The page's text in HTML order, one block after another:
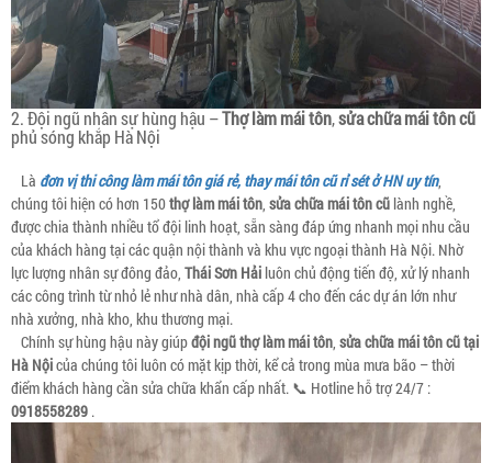
2. Đội ngũ nhân sự hùng hậu –Thợ làm mái tôn,sửa chữa mái tôn cũ
phủ sóng khắp Hà Nội
Là đơn vị thi công làm mái tôn giá rẻ, thay mái tôn cũ rỉ sét ở HN uy tín,
chúng tôi hiện có hơn 150thợ làm mái tôn, sửa chữa mái tôn cũ lành nghề,
được chia thành nhiều tổ đội linh hoạt, sẵn sàng đáp ứng nhanh mọi nhu cầu
của khách hàng tại các quận nội thành và khu vực ngoại thành Hà Nội. Nhờ
lực lượng nhân sự đông đảo, Thái Sơn Hải luôn chủ động tiến độ, xử lý nhanh
các công trình từ nhỏ lẻ như nhà dân, nhà cấp 4 cho đến các dự án lớn như
nhà xưởng, nhà kho, khu thương mại.
Chính sự hùng hậu này giúpđội ngũ thợ làm mái tôn, sửa chữa mái tôn cũ tại
Hà Nộicủa chúng tôi luôn có mặt kịp thời, kể cả trong mùa mưa bão – thời
điểm khách hàng cần sửa chữa khẩn cấp nhất. 📞 Hotline hỗ trợ 24/7 :
0918558289 .